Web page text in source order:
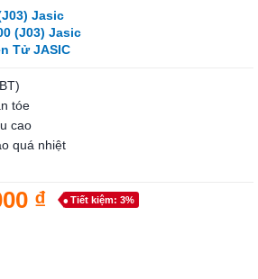
Jasic
(J03) Jasic
Tử JASIC
tóe
cao
quá nhiệt
₫ Tiết kiệm: 3%